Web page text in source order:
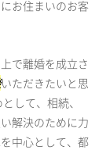
お住まいのお客
で離婚を成立さ
いただきたいと思
して、相続、
解決のために力
中心として、都